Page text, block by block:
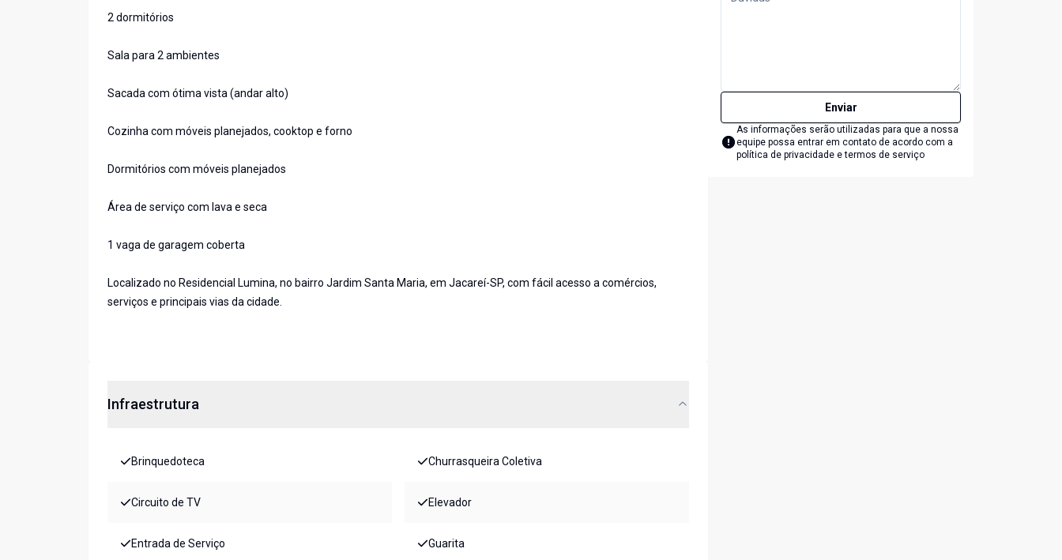
2 dormitórios
Sala para 2 ambientes
Sacada com ótima vista (andar alto)
Cozinha com móveis planejados, cooktop e forno
Dormitórios com móveis planejados
Área de serviço com lava e seca
1 vaga de garagem coberta
Localizado no Residencial Lumina, no bairro Jardim Santa Maria, em Jacareí-SP, com fácil acesso a comércios,
serviços e principais vias da cidade.
Infraestrutura
Brinquedoteca Churrasqueira Coletiva
Circuito de TV Elevador
Entrada de Serviço Guarita
Enviar
As informações serão utilizadas para que a nossa
equipe possa entrar em contato de acordo com a
política de privacidade e termos de serviço